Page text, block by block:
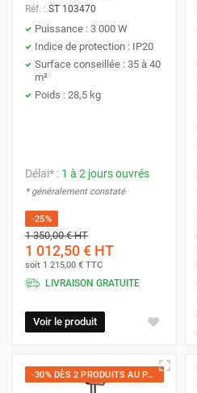
Réf. : ST 103470
Puissance : 3 000 W
Indice de protection : IP20
Surface conseillée : 35 à 40
m²
Poids : 28,5 kg
Délai* : 1 à 2 jours ouvrés
* généralement constaté
-25%
1 350,00 €HT
1 012,50 € HT
soit 1 215,00 € TTC
LIVRAISON GRATUITE
Voir le produit
-30% DÈS 2 PRODUITS AU PANIER